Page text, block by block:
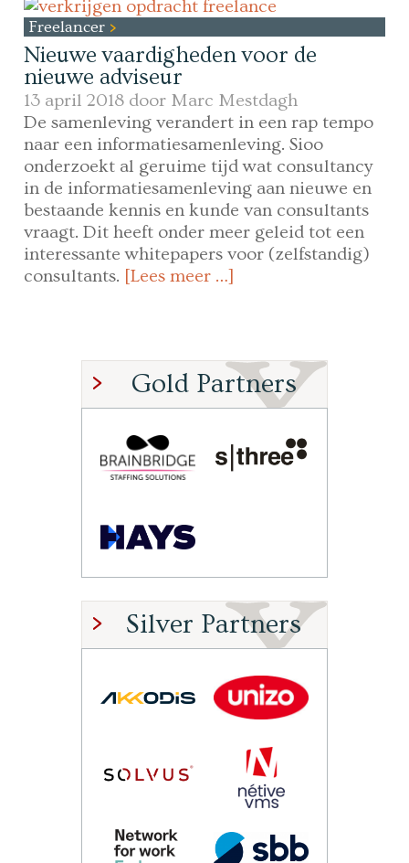
Freelancer
Nieuwe vaardigheden voor de
nieuwe adviseur
13 april 2018 door Marc Mestdagh
De samenleving verandert in een rap tempo
naar een informatiesamenleving. Sioo
onderzoekt al geruime tijd wat consultancy
in de informatiesamenleving aan nieuwe en
bestaande kennis en kunde van consultants
vraagt. Dit heeft onder meer geleid tot een
interessante whitepapers voor (zelfstandig)
consultants. [Lees meer …]
Gold Partners
Silver Partners